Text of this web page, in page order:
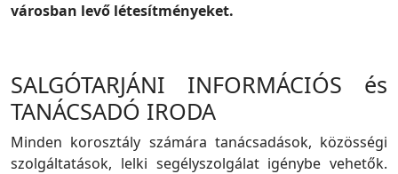
városban levő létesítményeket.
SALGÓTARJÁNI INFORMÁCIÓS és
TANÁCSADÓ IRODA
Minden korosztály számára tanácsadások, közösségi
szolgáltatások, lelki segélyszolgálat igénybe vehetők.